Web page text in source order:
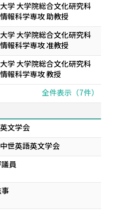
学 大学院総合文化研究科
報科学専攻 助教授
学 大学院総合文化研究科
報科学専攻 准教授
学 大学院総合文化研究科
報科学専攻 教授
全件表示（7件）
文学会
世英語英文学会
員